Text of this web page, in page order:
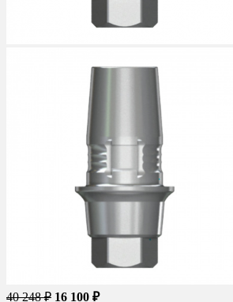
40 248 ₽ 16 100 ₽